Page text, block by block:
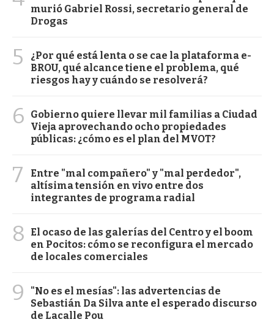
murió Gabriel Rossi, secretario general de
Drogas
5
¿Por qué está lenta o se cae la plataforma e-
BROU, qué alcance tiene el problema, qué
riesgos hay y cuándo se resolverá?
6
Gobierno quiere llevar mil familias a Ciudad
Vieja aprovechando ocho propiedades
públicas: ¿cómo es el plan del MVOT?
7
Entre "mal compañero" y "mal perdedor",
altísima tensión en vivo entre dos
integrantes de programa radial
8
El ocaso de las galerías del Centro y el boom
en Pocitos: cómo se reconfigura el mercado
de locales comerciales
9
"No es el mesías": las advertencias de
Sebastián Da Silva ante el esperado discurso
de Lacalle Pou